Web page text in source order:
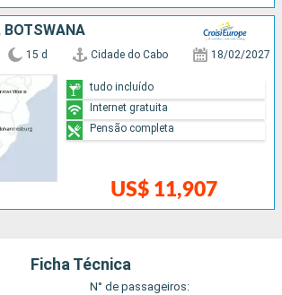
BOTSWANA
15 d Cidade do Cabo 18/02/2027
US$ 11,907
tudo incluído
Internet gratuita
Pensão completa
Ficha Técnica
N° de passageiros: